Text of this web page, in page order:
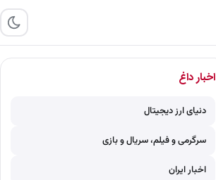
اخبار داغ
دنیای ارز دیجیتال
سرگرمی و فیلم، سریال و بازی
اخبار ایران